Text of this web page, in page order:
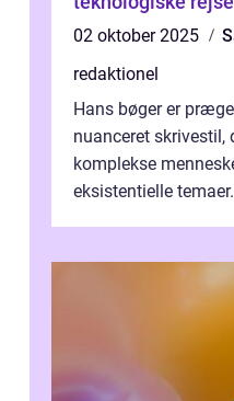
02 oktober 2025
redaktionel
Hans bøger er
nuanceret skrivestil,
komplekse
eksistentielle